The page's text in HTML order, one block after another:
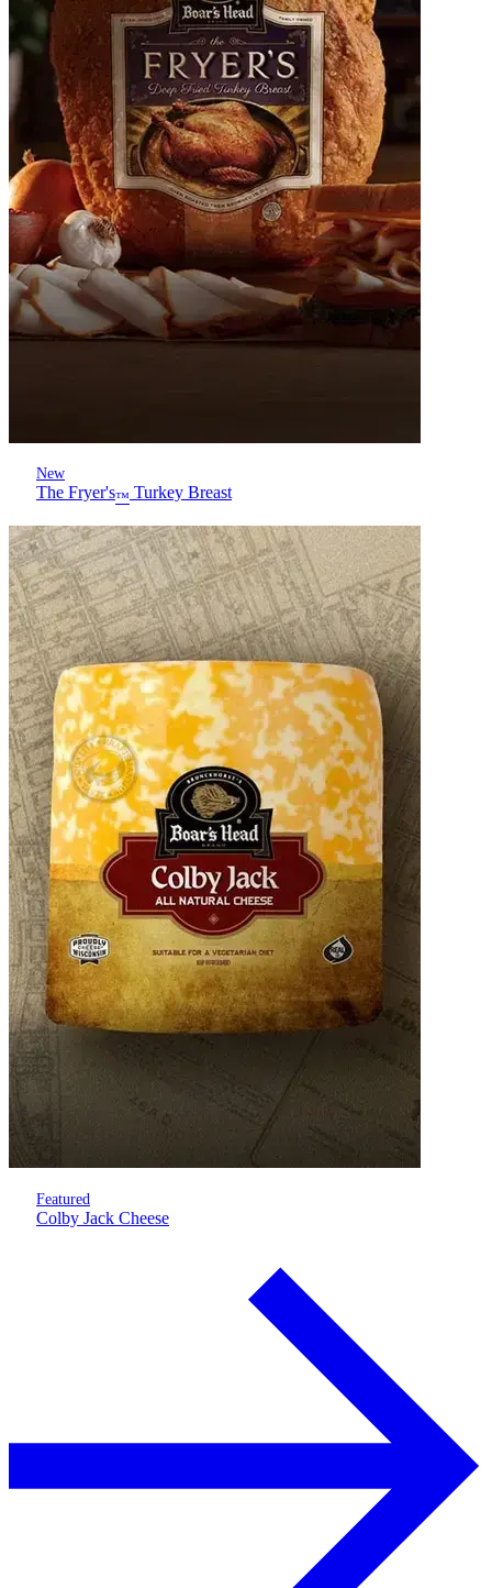
New
The Fryer's™ Turkey Breast
Featured
Colby Jack Cheese